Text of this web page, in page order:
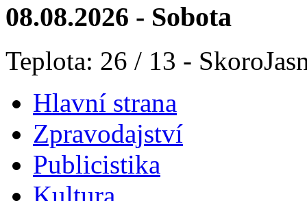
08.08.2026 - Sobota
Teplota: 26 / 13 -
Hlavní strana
Zpravodajství
Publicistika